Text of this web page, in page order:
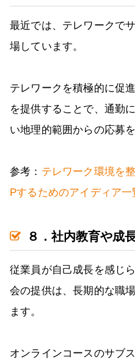
最近では、テレワークで
場しています。
テレワークを積極的に促
を提供することで、通勤
い地理的範囲からの応募
参考： テレワーク環境を
Pするためのアイディア
８．社内教育や成
従業員が自己成長を感じ
会の提供は、長期的な職
ます。
オンラインコースのサブ